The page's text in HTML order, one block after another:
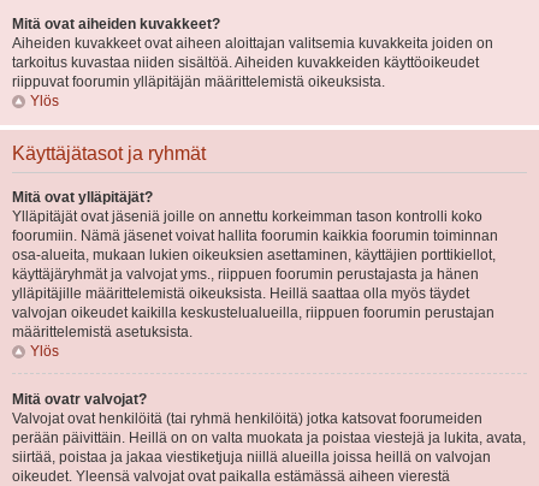
Mitä ovat aiheiden kuvakkeet?
Aiheiden kuvakkeet ovat aiheen aloittajan valitsemia kuvakkeita joiden on
tarkoitus kuvastaa niiden sisältöä. Aiheiden kuvakkeiden käyttöoikeudet
riippuvat foorumin ylläpitäjän määrittelemistä oikeuksista.
Ylös
Käyttäjätasot ja ryhmät
Mitä ovat ylläpitäjät?
Ylläpitäjät ovat jäseniä joille on annettu korkeimman tason kontrolli koko
foorumiin. Nämä jäsenet voivat hallita foorumin kaikkia foorumin toiminnan
osa-alueita, mukaan lukien oikeuksien asettaminen, käyttäjien porttikiellot,
käyttäjäryhmät ja valvojat yms., riippuen foorumin perustajasta ja hänen
ylläpitäjille määrittelemistä oikeuksista. Heillä saattaa olla myös täydet
valvojan oikeudet kaikilla keskustelualueilla, riippuen foorumin perustajan
määrittelemistä asetuksista.
Ylös
Mitä ovatr valvojat?
Valvojat ovat henkilöitä (tai ryhmä henkilöitä) jotka katsovat foorumeiden
perään päivittäin. Heillä on on valta muokata ja poistaa viestejä ja lukita, avata,
siirtää, poistaa ja jakaa viestiketjuja niillä alueilla joissa heillä on valvojan
oikeudet. Yleensä valvojat ovat paikalla estämässä aiheen vierestä